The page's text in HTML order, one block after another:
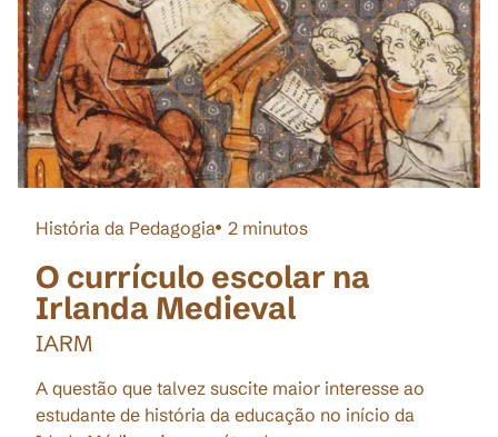
História da Pedagogia 2 minutos
O currículo escolar na
Irlanda Medieval
IARM
A questão que talvez suscite maior interesse ao
estudante de história da educação no início da